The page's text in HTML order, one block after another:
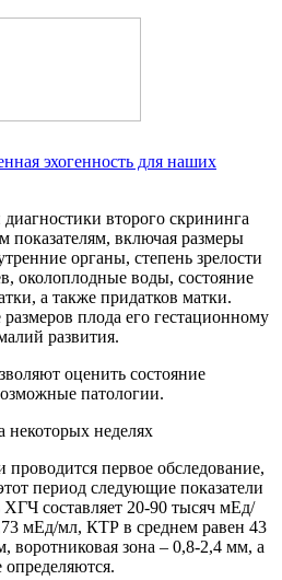
эхогенность для наших
диагностики второго скрининга
показателям, включая размеры
органы, степень зрелости
околоплодные воды, состояние
а также придатков матки.
плода его гестационному
развития.
оценить состояние
патологии.
некоторых неделях
проводится первое обследование,
период следующие показатели
составляет 20-90 тысяч мЕд/
мЕд/мл, КТР в среднем равен 43
воротниковая зона – 0,8-2,4 мм, а